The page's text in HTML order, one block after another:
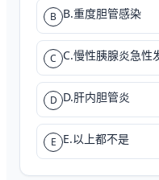
B B.重度胆管感染
C C.慢性胰腺炎急性
D D.肝内胆管炎
E E.以上都不是